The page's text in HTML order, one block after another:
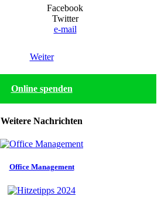
Facebook
Twitter
e-mail
Weiter
Online spenden
Weitere Nachrichten
Office Management